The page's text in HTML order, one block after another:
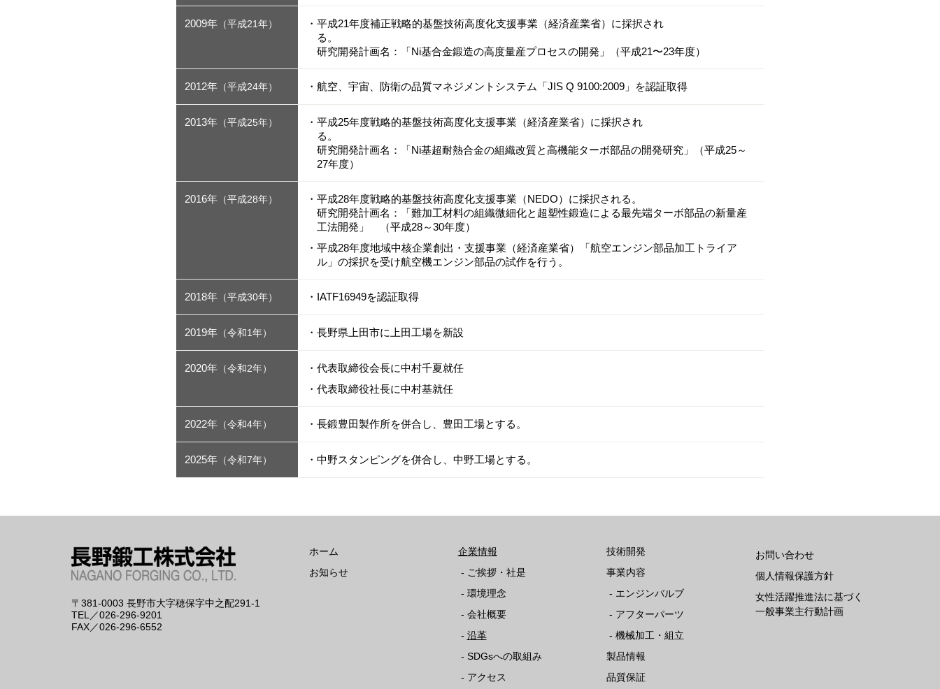
2009年 （平成21年）
平成21年度補正戦略的基盤技術高度化支援事業（経済産業省）に採択され
る。
研究開発計画名：「Ni基合金鍛造の高度量産プロセスの開発」（平成21〜23年度）
2012年 （平成24年） 航空、宇宙、防衛の品質マネジメントシステム「JIS Q 9100:2009」を認証取得
2013年 （平成25年）
平成25年度戦略的基盤技術高度化支援事業（経済産業省）に採択され
る。
研究開発計画名：「Ni基超耐熱合金の組織改質と高機能ターボ部品の開発研究」（平成25～
27年度）
2016年 （平成28年）
平成28年度戦略的基盤技術高度化支援事業（NEDO）に採択される。
研究開発計画名：「難加工材料の組織微細化と超塑性鍛造による最先端ターボ部品の新量産
工法開発」 （平成28～30年度）
平成28年度地域中核企業創出・支援事業（経済産業省）「航空エンジン部品加工トライア
ル」の採択を受け航空機エンジン部品の試作を行う。
2018年 （平成30年） IATF16949を認証取得
2019年 （令和1年） 長野県上田市に上田工場を新設
2020年 （令和2年）
代表取締役会長に中村千夏就任
代表取締役社長に中村基就任
2022年 （令和4年） 長鍛豊田製作所を併合し、豊田工場とする。
2025年 （令和7年） 中野スタンピングを併合し、中野工場とする。
〒381-0003 長野市大字穂保字中之配291-1
TEL／026-296-9201
FAX／026-296-6552
ホーム
お知らせ
企業情報
- ご挨拶・社是
- 環境理念
- 会社概要
- 沿革
- SDGsへの取組み
- アクセス
技術開発
事業内容
- エンジンバルブ
- アフターパーツ
- 機械加工・組立
製品情報
品質保証
お問い合わせ
個人情報保護方針
女性活躍推進法に基づく
一般事業主行動計画